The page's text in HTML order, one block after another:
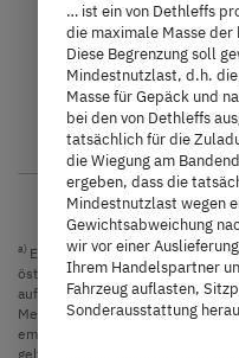
a) Es handelt sich um eine
österreichischen Verkaufspreisen
aufgrund der
Mehrwertsteuer, Gebühren und
empfohlen, einen örtlichen
geltenden Preisen zu fragen, um
… ist ein von Dethleffs
die maximale Masse
Diese Begrenzung soll
Mindestnutzlast, d.h.
Masse für Gepäck und
bei den von Dethleffs
tatsächlich für die
die Wiegung am
ergeben, dass die
Mindestnutzlast wegen
Gewichtsabweichung
wir vor einer
Ihrem Handelspartner
Fahrzeug auflasten,
Sonderausstattung